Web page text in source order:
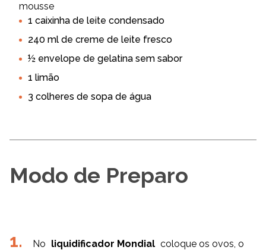
mousse
1 caixinha de leite condensado
240 ml de creme de leite fresco
½ envelope de gelatina sem sabor
1 limão
3 colheres de sopa de água
Modo de Preparo
No liquidificador Mondial coloque os ovos, o